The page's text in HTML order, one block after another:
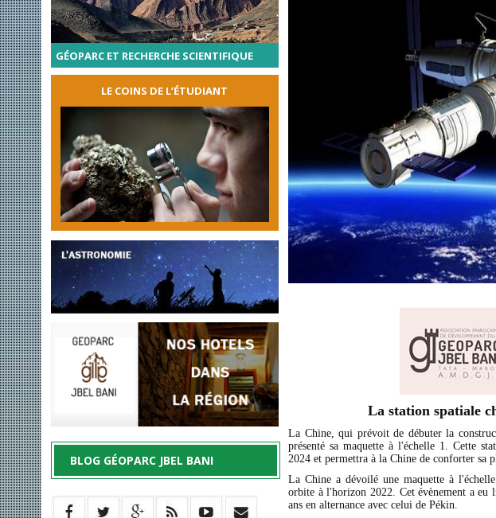
La station spatiale
La Chine, qui prévoit de débuter la
présenté sa maquette à l'échelle 1. Cette
2024 et permettra à la Chine de conforter sa
La Chine a dévoilé une maquette à
orbite à l'horizon 2022. Cet évènement a eu
ans en alternance avec celui de Pékin.
GÉOPARC ET RECHERCHE SCIENTIFIQUE
LE COINS DE L’ÉTUDIANT
BLOG GÉOPARC JBEL BANI